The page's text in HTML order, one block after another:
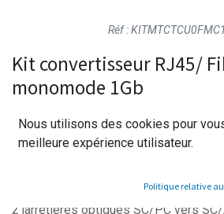
Réf :
Kit convertisseur RJ45/
monomode 1Gb
Kit de convertisseur Gigabit RJ45/
monomode comprenant:
2 jarretières optiques SC/PC vers
Nous utilisons des cookies pour
meilleure expérience utilisateur.
Politique relative